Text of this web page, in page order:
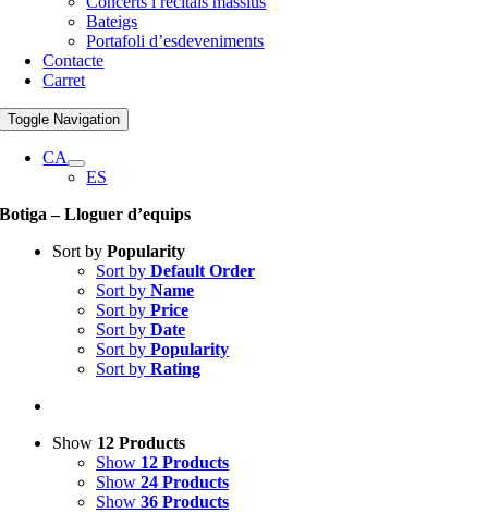
Bateigs
Portafoli d’esdeveniments
Contacte
Carret
Toggle Navigation
CA
ES
Botiga – Lloguer d’equips
Sort by Popularity
Sort by Default Order
Sort by Name
Sort by Price
Sort by Date
Sort by Popularity
Sort by Rating
Show 12 Products
Show 12 Products
Show 24 Products
Show 36 Products